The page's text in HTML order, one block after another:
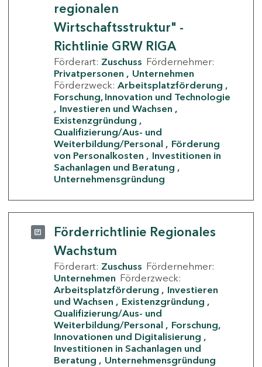
regionalen
Wirtschaftsstruktur" -
Richtlinie GRW RIGA
Förderart: Zuschuss Fördernehmer:
Privatpersonen
Unternehmen
Förderzweck: Arbeitsplatzförderung
Forschung, Innovation und Technologie
Investieren und Wachsen
Existenzgründung
Qualifizierung/Aus- und
Weiterbildung/Personal
Förderung
von Personalkosten
Investitionen in
Sachanlagen und Beratung
Unternehmensgründung
Förderrichtlinie Regionales
Wachstum
Förderart: Zuschuss Fördernehmer:
Unternehmen Förderzweck:
Arbeitsplatzförderung
Investieren
und Wachsen
Existenzgründung
Qualifizierung/Aus- und
Weiterbildung/Personal
Forschung,
Innovationen und Digitalisierung
Investitionen in Sachanlagen und
Beratung
Unternehmensgründung